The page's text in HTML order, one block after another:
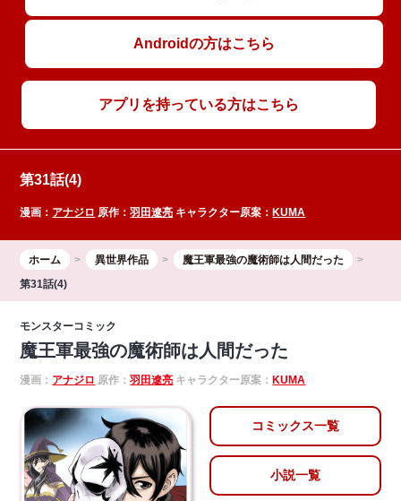
Androidの方はこちら
アプリを持っている方はこちら
第31話(4)
漫画： アナジロ 原作：羽田遼亮 キャラクター原案： KUMA
ホーム 異世界作品
魔王軍最強の魔術師は人間だった
第31話(4)
モンスターコミック
魔王軍最強の魔術師は人間だった
漫画： アナジロ 原作：羽田遼亮 キャラクター原案： KUMA
コミックス一覧
小説一覧